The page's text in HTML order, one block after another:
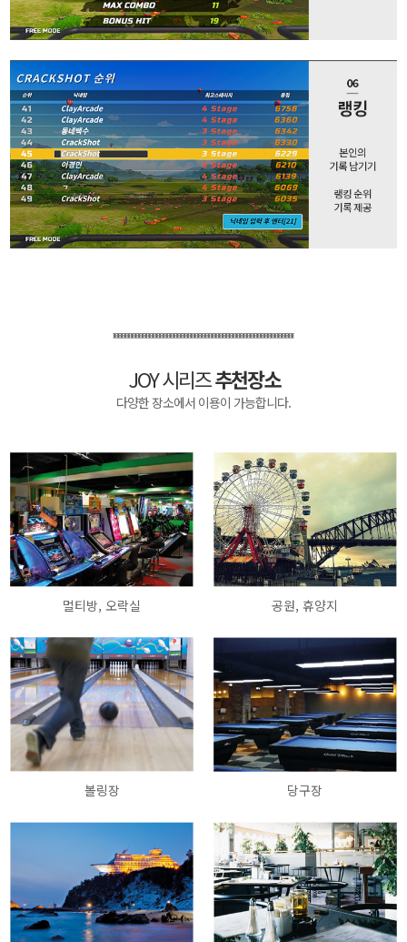
JOY 시리즈추천장소
다양한 장소에서 이용이 가능합니다.
멀티방, 오락실 공원, 휴양지
볼링장 당구장